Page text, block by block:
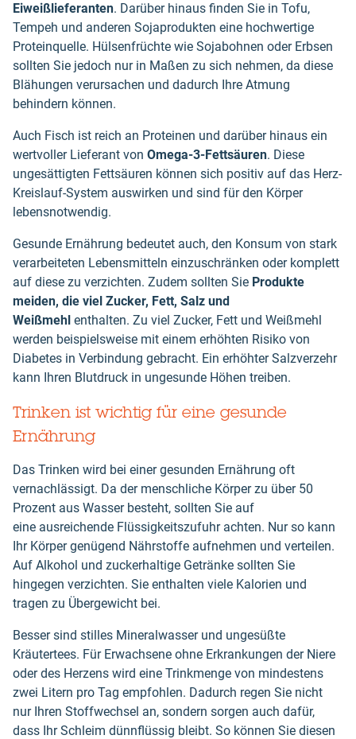
Eiweißlieferanten. Darüber hinaus finden Sie in Tofu,
Tempeh und anderen Sojaprodukten eine hochwertige
Proteinquelle. Hülsenfrüchte wie Sojabohnen oder Erbsen
sollten Sie jedoch nur in Maßen zu sich nehmen, da diese
Blähungen verursachen und dadurch Ihre Atmung
behindern können.
Auch Fisch ist reich an Proteinen und darüber hinaus ein
wertvoller Lieferant von Omega-3-Fettsäuren. Diese
ungesättigten Fettsäuren können sich positiv auf das Herz-
Kreislauf-System auswirken und sind für den Körper
lebensnotwendig.
Gesunde Ernährung bedeutet auch, den Konsum von stark
verarbeiteten Lebensmitteln einzuschränken oder komplett
auf diese zu verzichten. Zudem sollten Sie Produkte
meiden, die viel Zucker, Fett, Salz und
Weißmehl enthalten. Zu viel Zucker, Fett und Weißmehl
werden beispielsweise mit einem erhöhten Risiko von
Diabetes in Verbindung gebracht. Ein erhöhter Salzverzehr
kann Ihren Blutdruck in ungesunde Höhen treiben.
Trinken ist wichtig für eine gesunde
Ernährung
Das Trinken wird bei einer gesunden Ernährung oft
vernachlässigt. Da der menschliche Körper zu über 50
Prozent aus Wasser besteht, sollten Sie auf
eine ausreichende Flüssigkeitszufuhr achten. Nur so kann
Ihr Körper genügend Nährstoffe aufnehmen und verteilen.
Auf Alkohol und zuckerhaltige Getränke sollten Sie
hingegen verzichten. Sie enthalten viele Kalorien und
tragen zu Übergewicht bei.
Besser sind stilles Mineralwasser und ungesüßte
Kräutertees. Für Erwachsene ohne Erkrankungen der Niere
oder des Herzens wird eine Trinkmenge von mindestens
zwei Litern pro Tag empfohlen. Dadurch regen Sie nicht
nur Ihren Stoffwechsel an, sondern sorgen auch dafür,
dass Ihr Schleim dünnflüssig bleibt. So können Sie diesen